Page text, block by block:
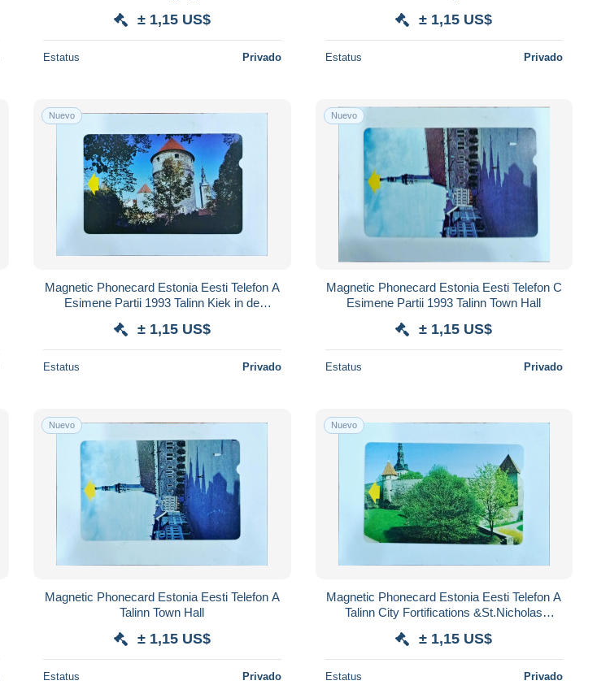
± 1,15 US$
Estatus Privado
± 1,15 US$
Estatus Privado
Nuevo
Magnetic Phonecard Estonia Eesti Telefon A
Esimene Partii 1993 Talinn Kiek in de
± 1,15 US$
Estatus Privado
Nuevo
Magnetic Phonecard Estonia Eesti Telefon C
Esimene Partii 1993 Talinn Town Hall
± 1,15 US$
Estatus Privado
Nuevo
Magnetic Phonecard Estonia Eesti Telefon A
Talinn Town Hall
± 1,15 US$
Estatus Privado
Nuevo
Magnetic Phonecard Estonia Eesti Telefon A
Talinn City Fortifications &St.Nicholas
± 1,15 US$
Estatus Privado